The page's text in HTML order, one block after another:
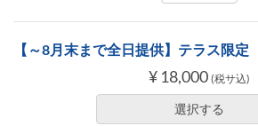
【～8月末まで全日提供】テラス限
¥ 18,000 (税サ込)
選択する